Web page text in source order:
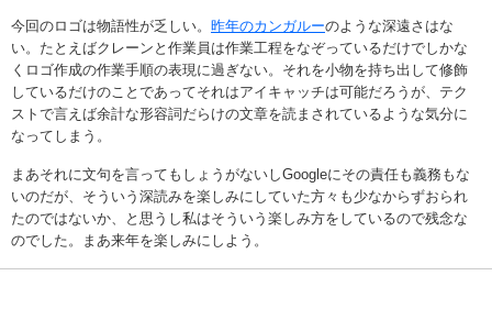
今回のロゴは物語性が乏しい。 昨年のカンガルーのような深遠さはな
い。たとえばクレーンと作業員は作業工程をなぞっているだけでしかな
くロゴ作成の作業手順の表現に過ぎない。それを小物を持ち出して修飾
しているだけのことであってそれはアイキャッチは可能だろうが、テク
ストで言えば余計な形容詞だらけの文章を読まされているような気分に
なってしまう。
まあそれに文句を言ってもしょうがないしGoogleにその責任も義務もな
いのだが、そういう深読みを楽しみにしていた方々も少なからずおられ
たのではないか、と思うし私はそういう楽しみ方をしているので残念な
のでした。まあ来年を楽しみにしよう。